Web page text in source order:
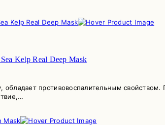
Kelp Real Deep Mask
обладает противовоспалительным